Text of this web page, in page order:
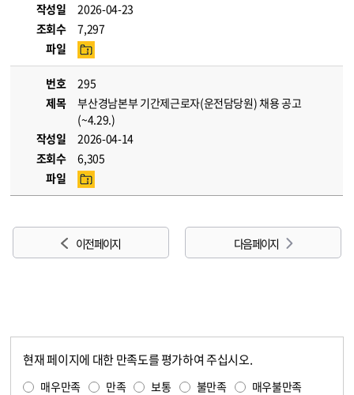
작성일
2026-04-23
조회수
7,297
파일
번호
295
제목
부산경남본부 기간제근로자(운전담당원) 채용 공고
(~4.29.)
작성일
2026-04-14
조회수
6,305
파일
이전 페이지 다음 페이지
현재 페이지에 대한 만족도를 평가하여 주십시오.
매우만족 만족 보통 불만족 매우불만족